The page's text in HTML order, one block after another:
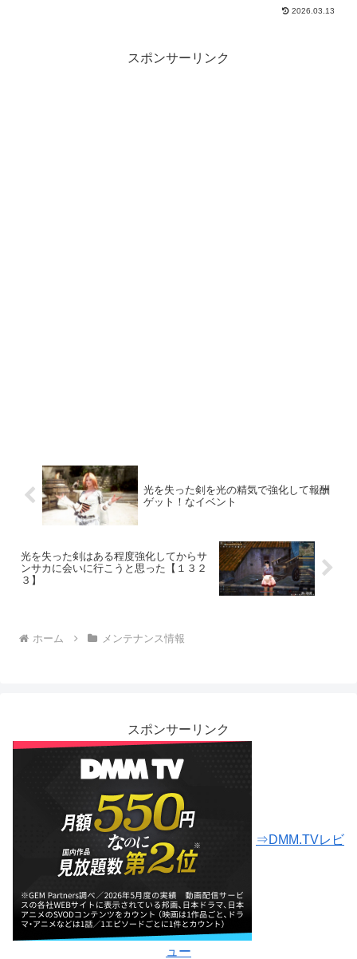
ットキー」が追加されました。これで
様々な情報を手軽に確認できるようにな
2026.03.13
スポンサーリンク
光を失った剣を光の精気で強化して報酬
ゲット！なイベント
光を失った剣はある程度強化してからサ
ンサカに会いに行こうと思った【１３２
３】
ホーム メンテナンス情報
スポンサーリンク
⇒DMM.TVレビ
ュー